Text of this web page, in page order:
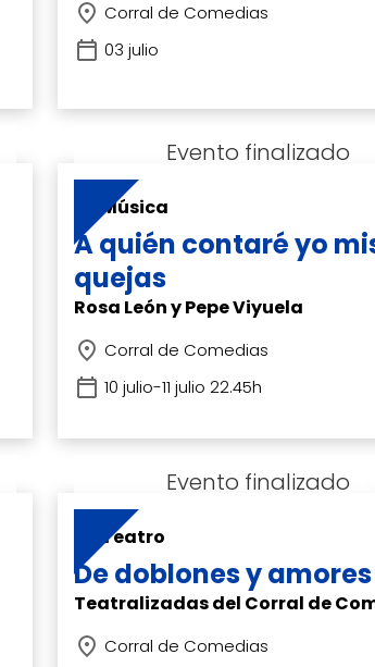
Corral de Comedias
03 julio
Música
A quién contaré yo
quejas
Rosa León y Pepe Viyuela
Corral de Comedias
10 julio-11 julio 22.45h
Teatro
De doblones y amores
Teatralizadas del Corral de
Corral de Comedias